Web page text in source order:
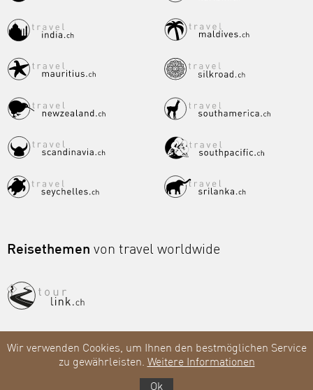
Reisethemen von travel worldwide
Wir verwenden Cookies, um Ihnen den bestmöglichen Service
zu gewährleisten. Weitere Informationen
Ok